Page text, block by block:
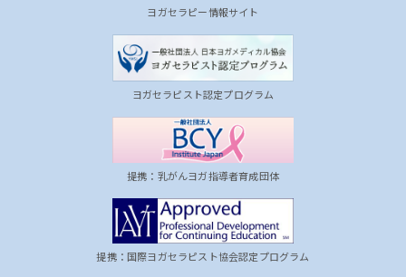
ヨガセラピー情報サイト
ヨガセラピスト認定プログラム
提携：乳がんヨガ指導者育成団体
提携：国際ヨガセラピスト協会認定プログラム